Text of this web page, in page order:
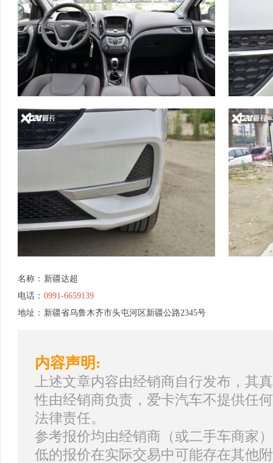
名称： 新疆达超
电话： 0991-6659139
地址： 新疆省乌鲁木齐市头屯河区新疆公路2345号
内容声明:
上述文章内容由经销商自行发布，其
性由经销商负责，爱卡汽车不提供任
法律责任。
参考报价均由经销商（或二手车商家
低的报价在实际交易中可能存在其他